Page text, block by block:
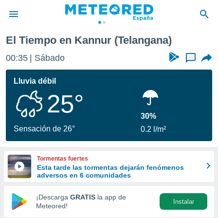
de
por
se
calidad.
a este
las
y
forma
digital
basada
El Tiempo en Kannur (Telangana)
00:35 Sábado ...
Lluvia débil
25°
Sensación de 26°
30%
0.2 l/m²
Tormentas fuertes
Esta tarde las tormentas dejarán fenómenos
adversos en 6 comunidades
¡Descarga GRATIS la app de
Meteored!
Instalar